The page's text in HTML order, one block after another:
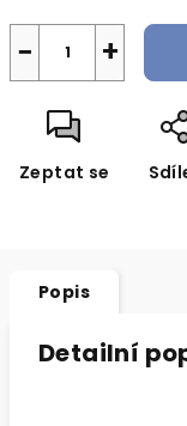
+
−
Zeptat se
Popis
Detailní